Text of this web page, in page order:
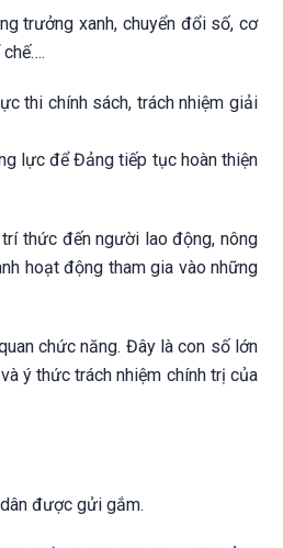
trưởng xanh, chuyển đổi số, cơ
thi chính sách, trách nhiệm giải
lực để Đảng tiếp tục hoàn thiện
thức đến người lao động, nông
hoạt động tham gia vào những
chức năng. Đây là con số lớn
ý thức trách nhiệm chính trị của
được gửi gắm.